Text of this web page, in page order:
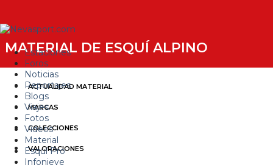
Estaciones
Foros
Noticias
Reportajes
Blogs
Viajes
Fotos
Videos
Material
Esquí Pro
Infonieve
MATERIAL DE ESQUÍ ALPINO
ACTUALIDAD MATERIAL
MARCAS
COLECCIONES
VALORACIONES